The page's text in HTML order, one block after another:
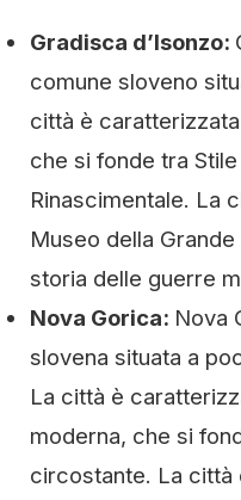
Gradisca d’Isonzo:
comune sloveno
città è
che si fonde tra
Rinascimentale. La
Museo della
storia delle guerre
Nova Gorica: Nova
slovena situata a
La città è
moderna, che si
circostante. La città